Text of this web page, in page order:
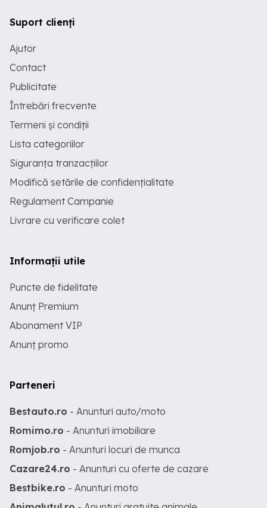
Suport clienți
Ajutor
Contact
Publicitate
Întrebări frecvente
Termeni și condiții
Lista categoriilor
Siguranța tranzacțiilor
Modifică setările de confidențialitate
Regulament Campanie
Livrare cu verificare colet
Informații utile
Puncte de fidelitate
Anunț Premium
Abonament VIP
Anunț promo
Parteneri
Bestauto.ro - Anunturi auto/moto
Romimo.ro - Anunturi imobiliare
Romjob.ro - Anunturi locuri de munca
Cazare24.ro - Anunturi cu oferte de cazare
Bestbike.ro - Anunturi moto